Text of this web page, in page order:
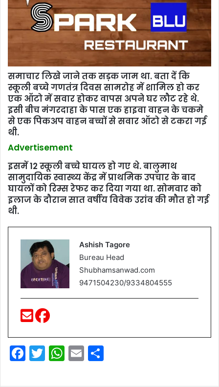
समाचार लिखे जाने तक सड़क जाम था. बता दें कि
स्‍कूली बच्‍चे गणतंत्र दिवस सामरोह में शामिल हो कर
एक ऑटो में सवार होकर वापस अपने घर लौट रहे थे.
इसी बीच मंगरदाहा के पास एक हाइवा वाहन के चकमे
से एक पिकअप वाहन बच्चों से सवार ऑटो से टकरा गई
थी.
Advertisement
इसमें 12 स्कूली बच्चे घायल हो गए थे. बालुमाथ
सामुदायिक स्‍वास्‍थ्‍य केंद्र में प्राथमिक उपचार के बाद
घायलों को रिम्स रेफर कर दिया गया था. सोमवार को
इलाज के दौरान सात वर्षीय विवेक उरांव की मौत हो गई
थी.
Ashish Tagore
Bureau Head
Shubhamsanwad.com
9471504230/9334804555
F
T
W E